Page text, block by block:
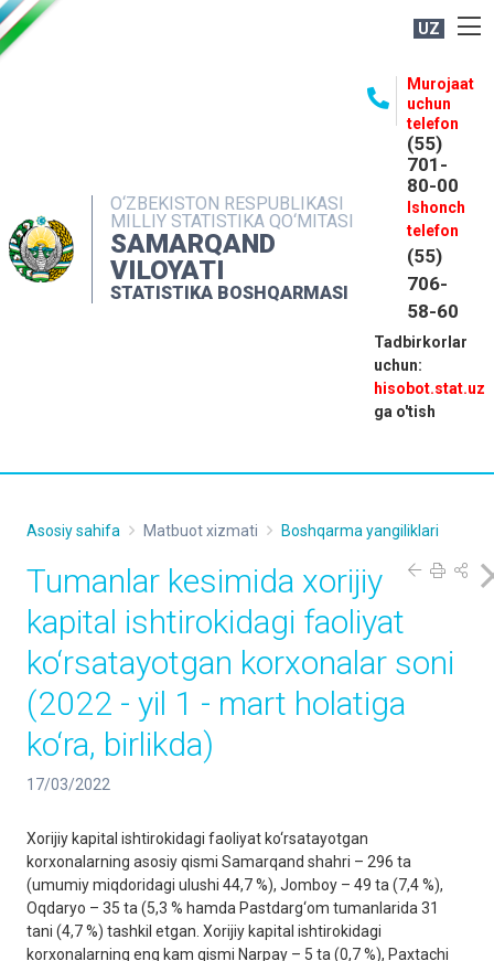
UZ
O‘ZBEKISTON RESPUBLIKASI
MILLIY STATISTIKA QO‘MITASI
SAMARQAND
VILOYATI
STATISTIKA BOSHQARMASI
Murojaat
uchun
telefon
(55)
701-
80-00
Ishonch
telefon
(55)
706-
58-60
Tadbirkorlar
uchun:
hisobot.stat.uz
ga o'tish
MATBUOT XIZMATI
MUROJAATLAR
KONTAKTLAR
Asosiy sahifa Matbuot xizmati Boshqarma yangiliklari
Tumanlar kesimida xorijiy
kapital ishtirokidagi faoliyat
ko‘rsatayotgan korxonalar soni
(2022 - yil 1 - mart holatiga
ko‘ra, birlikda)
17/03/2022
Xorijiy kapital ishtirokidagi faoliyat ko‘rsatayotgan
korxonalarning asosiy qismi Samarqand shahri – 296 ta
(umumiy miqdoridagi ulushi 44,7 %), Jomboy – 49 ta (7,4 %),
Oqdaryo – 35 ta (5,3 % hamda Pastdarg‘om tumanlarida 31
tani (4,7 %) tashkil etgan. Xorijiy kapital ishtirokidagi
korxonalarning eng kam qismi Narpay – 5 ta (0,7 %), Paxtachi